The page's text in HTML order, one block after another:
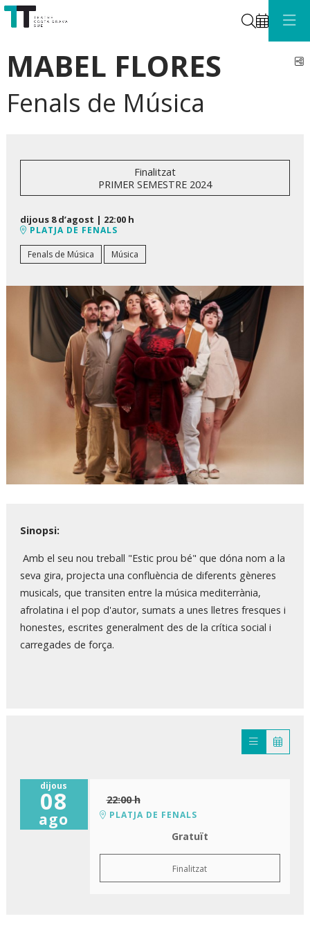
Cerca
MABEL FLORES
Fenals de Música
Finalitzat
PRIMER SEMESTRE 2024
dijous 8 d’agost | 22:00 h
PLATJA DE FENALS
Fenals de Música Música
Sinopsi:
Amb el seu nou treball "Estic prou bé" que dóna nom a la
seva gira, projecta una confluència de diferents gèneres
musicals, que transiten entre la música mediterrània,
afrolatina i el pop d'autor, sumats a unes lletres fresques i
honestes, escrites generalment des de la crítica social i
carregades de força.
dijous
08
ago
22:00 h
PLATJA DE FENALS
Gratuït
Finalitzat